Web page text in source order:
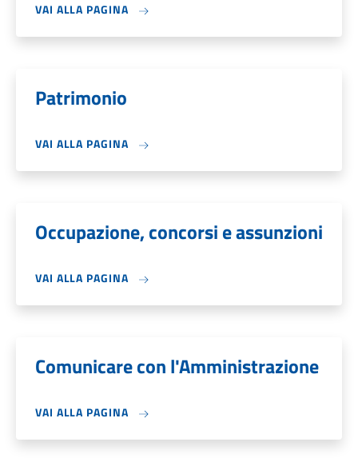
VAI ALLA PAGINA
Patrimonio
VAI ALLA PAGINA
Occupazione, concorsi e assunzioni
VAI ALLA PAGINA
Comunicare con l'Amministrazione
VAI ALLA PAGINA